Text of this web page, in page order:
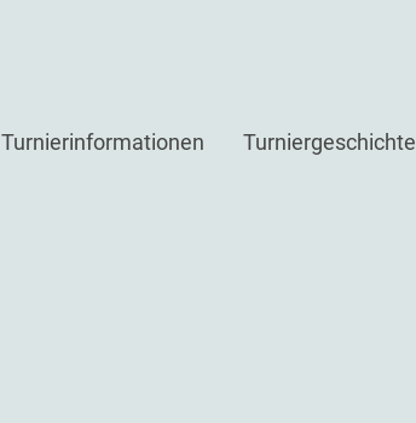
Turnierinformationen Turniergeschichte